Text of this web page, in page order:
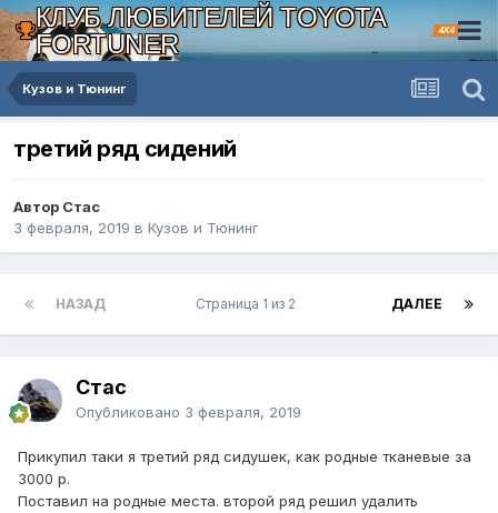
КЛУБ ЛЮБИТЕЛЕЙ TOYOTA
FORTUNER
4X4
Кузов и Тюнинг
третий ряд сидений
Автор Стас
3 февраля, 2019 в Кузов и Тюнинг
НАЗАД ДАЛЕЕ
Страница 1 из 2
Стас
Опубликовано 3 февраля, 2019
Прикупил таки я третий ряд сидушек, как родные тканевые за
3000 р.
Поставил на родные места. второй ряд решил удалить